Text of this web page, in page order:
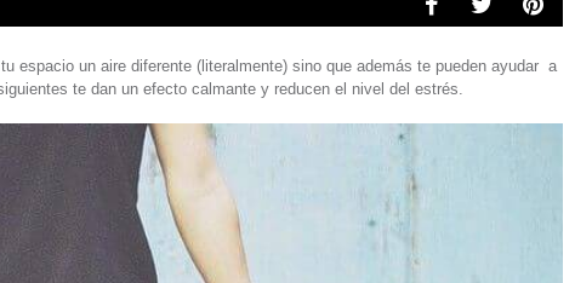
espacio un aire diferente (literalmente) sino que además te pueden ayudar a
te dan un efecto calmante y reducen el nivel del estrés.